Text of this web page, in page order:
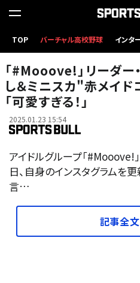
TOP バーチャル高校野球 インタ
「#Mooove!」リーダー
し＆ミニスカ"赤メイド
「可愛すぎる！」
2025.01.23 15:54
アイドルグループ「
日、自身のインスタグラムを更
言…
記事全